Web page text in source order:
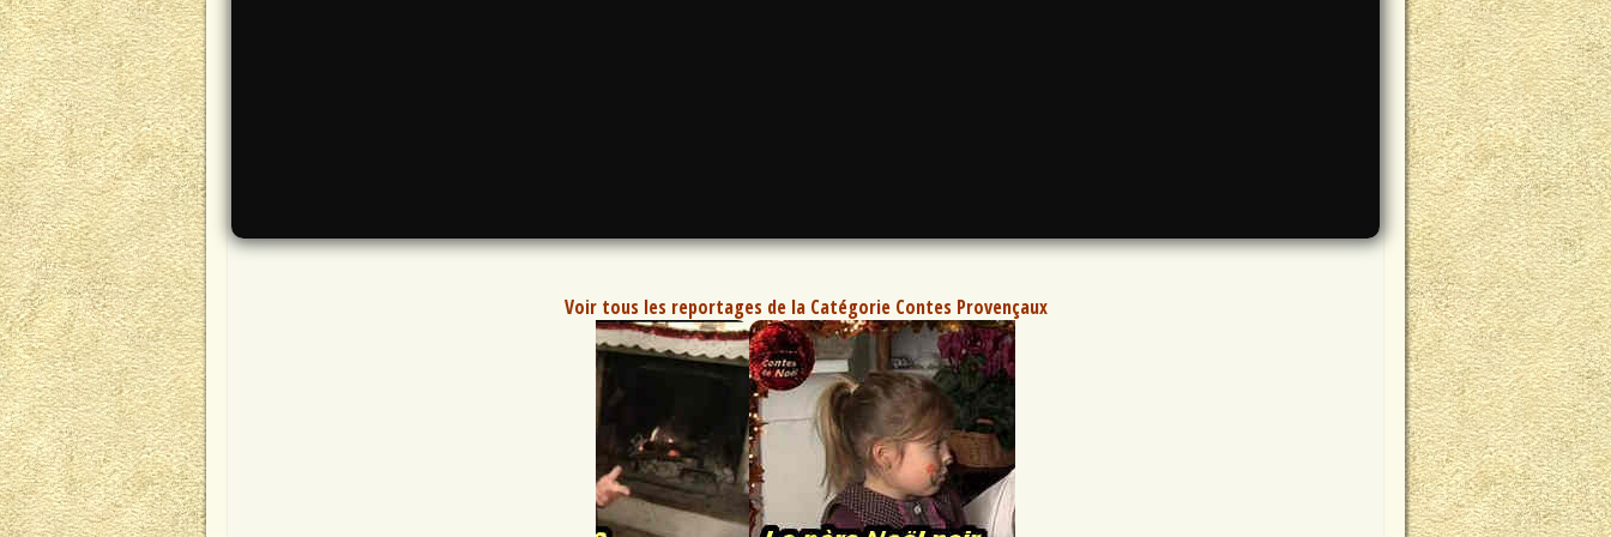
Voir tous les reportages de la Catégorie Contes Provençaux